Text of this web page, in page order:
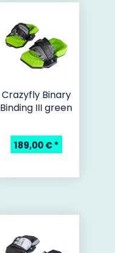
Crazyfly Binary
Binding III green
189,00 €*